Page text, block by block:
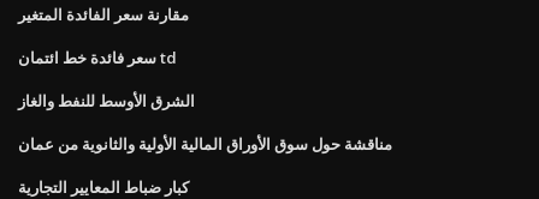
مقارنة سعر الفائدة المتغير
سعر فائدة خط ائتمان td
الشرق الأوسط للنفط والغاز
مناقشة حول سوق الأوراق المالية الأولية والثانوية من عمان
كبار ضباط المعايير التجارية